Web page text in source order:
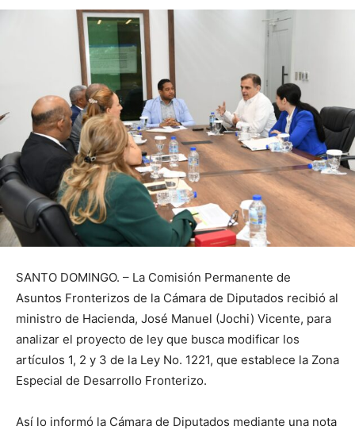
SANTO DOMINGO. – La Comisión Permanente de
Asuntos Fronterizos de la Cámara de Diputados recibió al
ministro de Hacienda, José Manuel (Jochi) Vicente, para
analizar el proyecto de ley que busca modificar los
artículos 1, 2 y 3 de la Ley No. 1221, que establece la Zona
Especial de Desarrollo Fronterizo.
Así lo informó la Cámara de Diputados mediante una nota